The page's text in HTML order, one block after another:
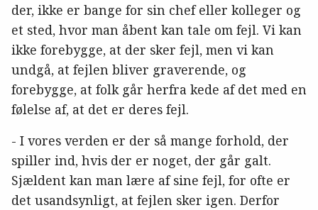
der, ikke er bange for sin chef eller kolleger og
et sted, hvor man åbent kan tale om fejl. Vi kan
ikke forebygge, at der sker fejl, men vi kan
undgå, at fejlen bliver graverende, og
forebygge, at folk går herfra kede af det med en
følelse af, at det er deres fejl.
- I vores verden er der så mange forhold, der
spiller ind, hvis der er noget, der går galt.
Sjældent kan man lære af sine fejl, for ofte er
det usandsynligt, at fejlen sker igen. Derfor